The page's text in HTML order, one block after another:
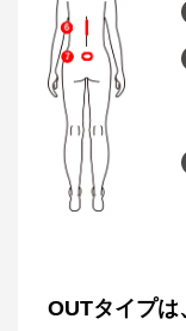
OUTタイプは